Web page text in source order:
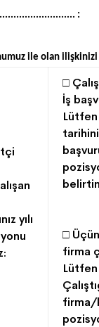
:
ile olan
yılı
□
İş
□
firma
Lütfen
firma/